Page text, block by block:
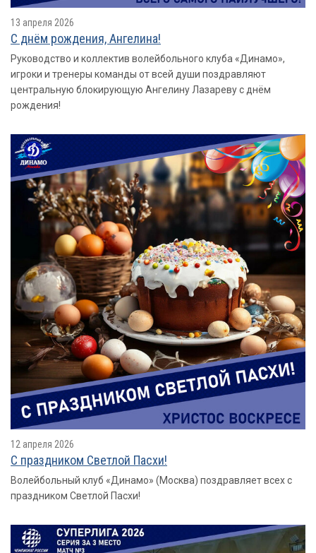
13 апреля 2026
С днём рождения, Ангелина!
Руководство и коллектив волейбольного клуба «Динамо»,
игроки и тренеры команды от всей души поздравляют
центральную блокирующую Ангелину Лазареву с днём
рождения!
12 апреля 2026
С праздником Светлой Пасхи!
Волейбольный клуб «Динамо» (Москва) поздравляет всех с
праздником Светлой Пасхи!